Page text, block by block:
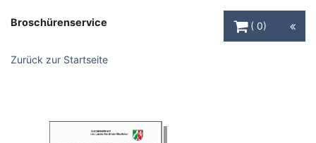
Broschürenservice
0
Zurück zur Startseite